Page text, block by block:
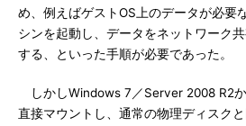
め、例えばゲストOS上のデータが必要
シンを起動し、データをネットワーク
する、といった手順が必要であった。
しかしWindows 7／Server 2008 R2
直接マウントし、通常の物理ディスク